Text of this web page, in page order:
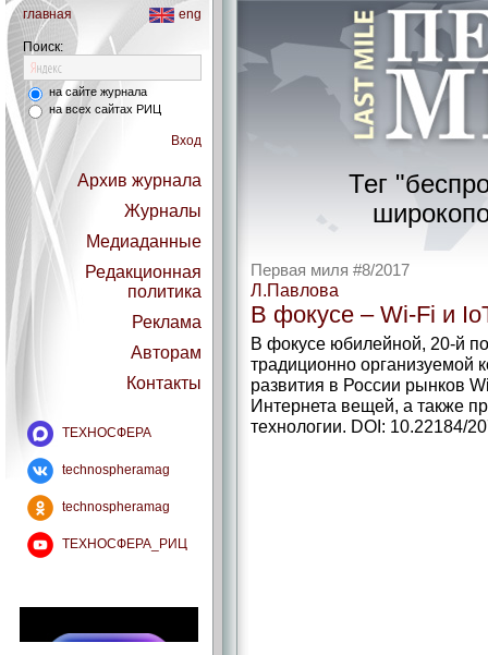
главная eng
Поиск:
на сайте журнала
на всех сайтах РИЦ
Вход
Архив журнала
Журналы
Медиаданные
Редакционная
политика
Реклама
Авторам
Контакты
ТЕХНОСФЕРА
technospheramag
technospheramag
ТЕХНОСФЕРА_РИЦ
Тег
Первая миля #8/2017
Л.Павлова
В фокусе – Wi-Fi и
В фокусе юбилейной, 20-й
традиционно организуемой
развития в России рынков
Интернета вещей, а также
технологии. DOI: 10.22184/